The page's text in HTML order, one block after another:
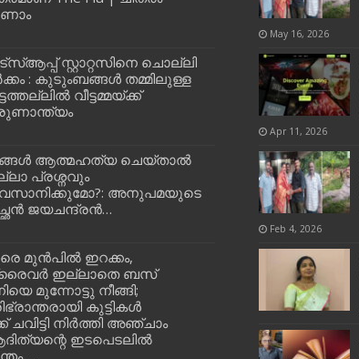
സ്റ്റാറ്റസിനെ ചൊല്ലി
: കുടുംബങ്ങള്‍ തമ്മിലുള്ള
വീട്ടമ്മയ്ക്ക്
ആത്മഹത്യ ചെയ്‌താല്‍
പ്രശ്നവും
അനുപമയുടെ
ജയചന്ദ്രന്‍…
മുന്‍പില്‍ ഇറക്കം,
ഇല്ലാതെ ബസ്
മുന്നോട്ടു നീങ്ങി;
കുട്ടികള്‍
ചവിട്ടി നിര്‍ത്തി അഞ്ചാം
ഇടപെടലില്‍
May 16, 2026
Apr 11, 2026
Feb 4, 2026